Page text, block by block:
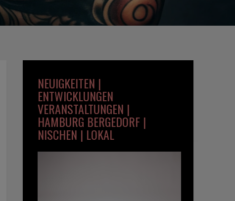
NEUIGKEITEN |
ENTWICKLUNGEN
VERANSTALTUNGEN |
HAMBURG BERGEDORF |
NISCHEN | LOKAL